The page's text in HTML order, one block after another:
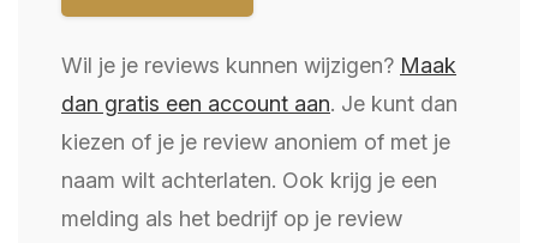
Wil je je reviews kunnen wijzigen? Maak
dan gratis een account aan. Je kunt dan
kiezen of je je review anoniem of met je
naam wilt achterlaten. Ook krijg je een
melding als het bedrijf op je review